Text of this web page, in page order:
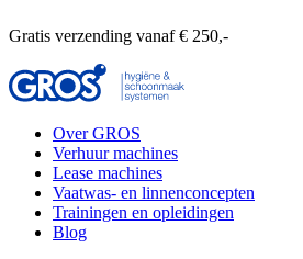
Gratis verzending vanaf € 250,-
Over GROS
Verhuur machines
Lease machines
Vaatwas- en linnenconcepten
Trainingen en opleidingen
Blog